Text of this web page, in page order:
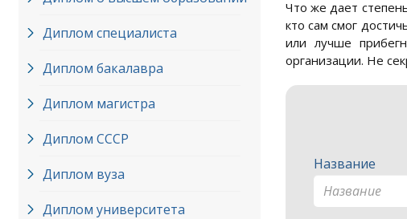
Диплом специалиста
Диплом бакалавра
Диплом магистра
Диплом СССР
Диплом вуза
Диплом университета
Что же дает
кто сам смог
или лучше
организации. Не
Название